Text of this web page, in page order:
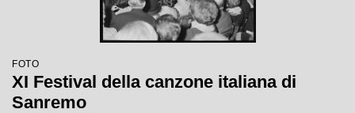
FOTO
XI Festival della canzone italiana di
Sanremo